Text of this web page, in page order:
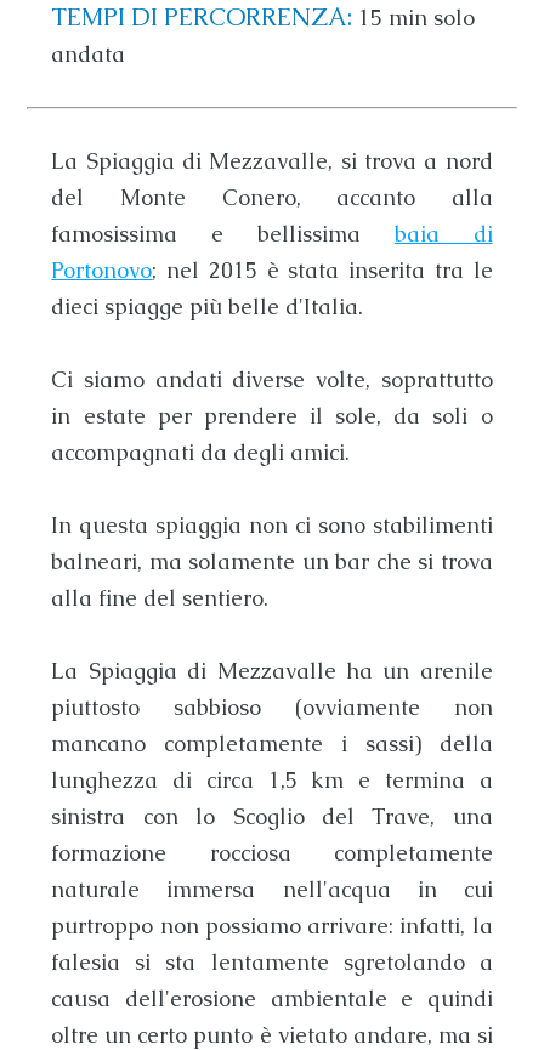
TEMPI DI PERCORRENZA: 15 min solo
andata
La Spiaggia di Mezzavalle, si trova a nord
del Monte Conero, accanto alla
famosissima e bellissima baia di
Portonovo; nel 2015 è stata inserita tra le
dieci spiagge più belle d'Italia.
Ci siamo andati diverse volte, soprattutto
in estate per prendere il sole, da soli o
accompagnati da degli amici.
In questaspiaggia non ci sono stabilimenti
balneari, ma solamente un bar che si trova
alla fine del sentiero.
La Spiaggia di Mezzavalle ha un arenile
piuttosto sabbioso (ovviamente non
mancano completamente i sassi) della
lunghezza di circa 1,5 km e termina a
sinistra con lo Scoglio del Trave, una
formazione rocciosa completamente
naturale immersa nell'acqua in cui
purtroppo non possiamo arrivare: infatti, la
falesia si sta lentamente sgretolando a
causa dell'erosione ambientale e quindi
oltre un certo punto è vietato andare, ma si